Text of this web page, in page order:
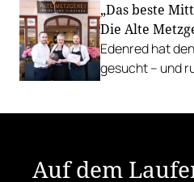
mit Cocktails,
„Das beste
Die Alte
Edenred hat
gesucht – und
Auf dem